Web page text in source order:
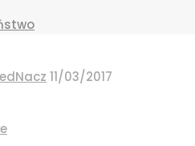
11/03/2017